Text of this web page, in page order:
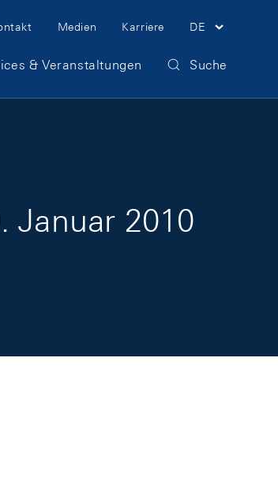
Navigation
Medien Karriere DE
& Veranstaltungen Suche
Januar 2010